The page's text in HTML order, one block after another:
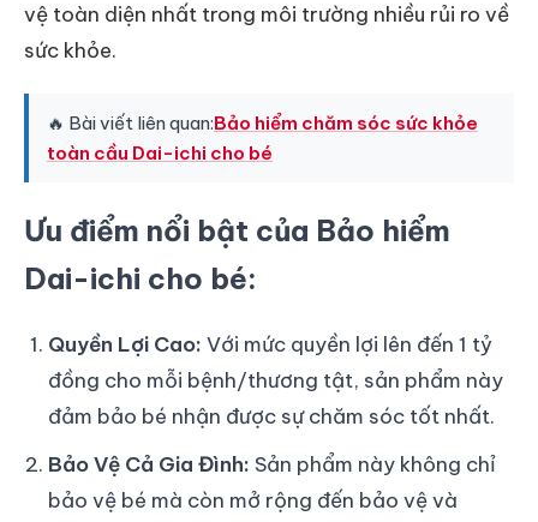
vệ toàn diện nhất trong môi trường nhiều rủi ro về
sức khỏe.
🔥 Bài viết liên quan:Bảo hiểm chăm sóc sức khỏe
toàn cầu Dai-ichi cho bé
Ưu điểm nổi bật của Bảo hiểm
Dai-ichi cho bé:
Quyền Lợi Cao: Với mức quyền lợi lên đến 1 tỷ
đồng cho mỗi bệnh/thương tật, sản phẩm này
đảm bảo bé nhận được sự chăm sóc tốt nhất.
Bảo Vệ Cả Gia Đình: Sản phẩm này không chỉ
bảo vệ bé mà còn mở rộng đến bảo vệ và